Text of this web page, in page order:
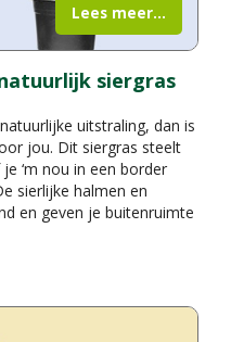
siergras
uitstraling, dan is
jou. Dit siergras steelt
‘m nou in een border
sierlijke halmen en
en geven je buitenruimte
Lees meer...